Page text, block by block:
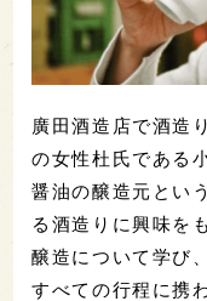
廣田酒造店で酒造
の女性杜氏である
醤油の醸造元とい
る酒造りに興味を
醸造について学び
すべての行程に携